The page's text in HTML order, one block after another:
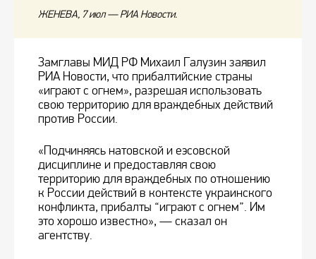
ЖЕНЕВА, 7 июл — РИА Новости.
Замглавы МИД РФ Михаил Галузин заявил
РИА Новости, что прибалтийские страны
«играют с огнем», разрешая использовать
свою территорию для враждебных действий
против России.
«Подчиняясь натовской и еэсовской
дисциплине и предоставляя свою
территорию для враждебных по отношению
к России действий в контексте украинского
конфликта, прибалты “играют с огнем”. Им
это хорошо известно», — сказал он
агентству.